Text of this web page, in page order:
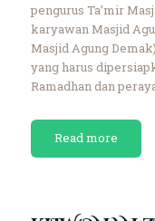
pengurus Ta’mir
karyawan Masjid
Masjid Agung
yang harus
Ramadhan dan
Read more